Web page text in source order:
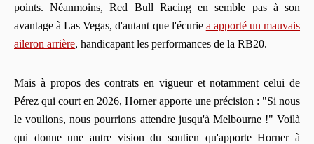
points. Néanmoins, Red Bull Racing en semble pas à son
avantage à Las Vegas, d'autant que l'écurie a apporté un mauvais
aileron arrière, handicapant les performances de la RB20.
Mais à propos des contrats en vigueur et notamment celui de
Pérez qui court en 2026, Horner apporte une précision : "Si nous
le voulions, nous pourrions attendre jusqu'à Melbourne !" Voilà
qui donne une autre vision du soutien qu'apporte Horner à